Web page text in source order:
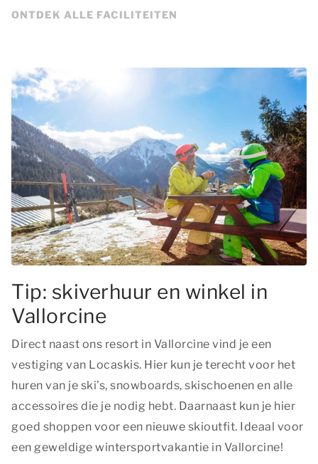
ONTDEK ALLE FACILITEITEN
Tip: skiverhuur en winkel in
Vallorcine
Direct naast ons resort in Vallorcine vind je een
vestiging van Locaskis. Hier kun je terecht voor het
huren van je ski’s, snowboards, skischoenen en alle
accessoires die je nodig hebt. Daarnaast kun je hier
goed shoppen voor een nieuwe skioutfit. Ideaal voor
een geweldige wintersportvakantie in Vallorcine!